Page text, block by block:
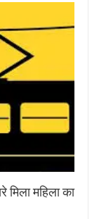
मिला महिला का